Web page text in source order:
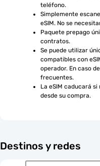
teléfono.
Simplemente
eSIM. No se
Paquete prepago
contratos.
Se puede utilizar
compatibles con
operador. En caso
frecuentes.
La eSIM caducará
desde su compra.
Destinos y redes